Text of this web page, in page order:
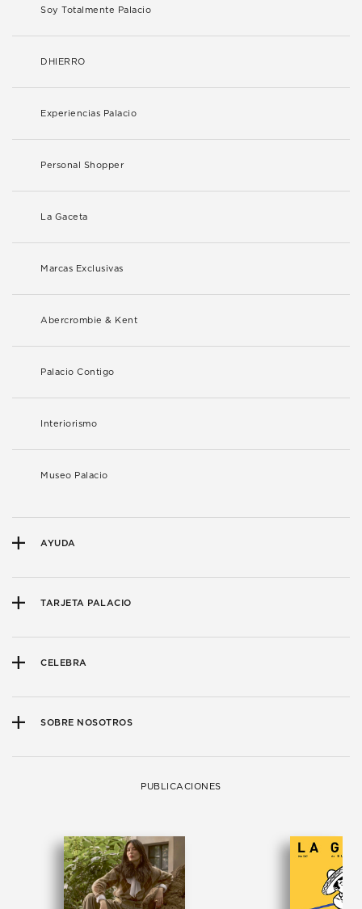
Soy Totalmente Palacio
DHIERRO
Experiencias Palacio
Personal Shopper
La Gaceta
Marcas Exclusivas
Abercrombie & Kent
Palacio Contigo
Interiorismo
Museo Palacio
AYUDA
TARJETA PALACIO
CELEBRA
SOBRE NOSOTROS
PUBLICACIONES